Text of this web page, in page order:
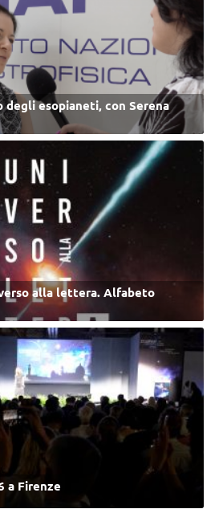
degli esopianeti, con Serena
alla lettera. Alfabeto
a Firenze